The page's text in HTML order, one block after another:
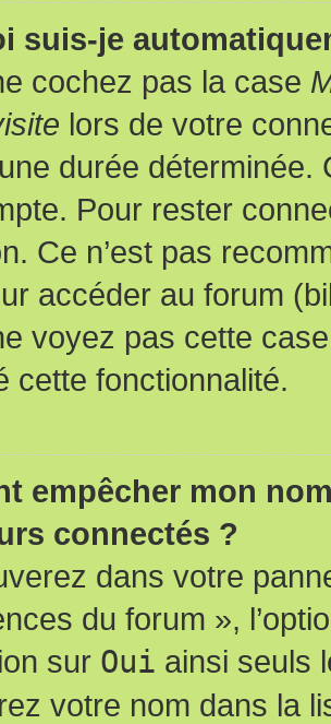
suis-je
cochez pas la case
lors de votre
durée déterminée.
Pour rester
Ce n’est pas
accéder au forum
voyez pas cette
cette fonctionnalité.
empêcher mon
connectés ?
dans votre
du forum »,
sur Oui ainsi seuls
votre nom dans la